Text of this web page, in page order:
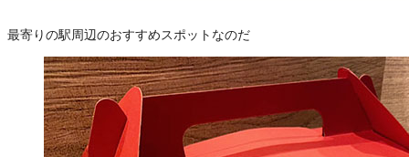
最寄りの駅周辺のおすすめスポットなのだ